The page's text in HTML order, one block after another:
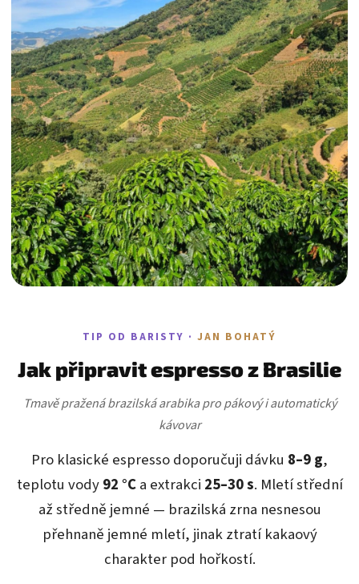
TIP OD BARISTY ·JAN BOHATÝ
Jak připravit espresso z Brasilie
Tmavě pražená brazilská arabika pro pákový i automatický
kávovar
Pro klasické espresso doporučuji dávku 8–9 g,
teplotu vody92 °Ca extrakci 25–30 s. Mletí střední
až středně jemné — brazilská zrna nesnesou
přehnaně jemné mletí, jinak ztratí kakaový
charakter pod hořkostí.